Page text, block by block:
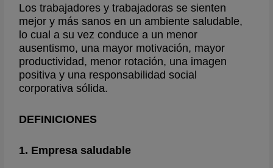
Los trabajadores y trabajadoras se sienten
mejor y más sanos en un ambiente saludable,
lo cual a su vez conduce a un menor
ausentismo, una mayor motivación, mayor
productividad, menor rotación, una imagen
positiva y una responsabilidad social
corporativa sólida.
DEFINICIONES
1. Empresa saludable